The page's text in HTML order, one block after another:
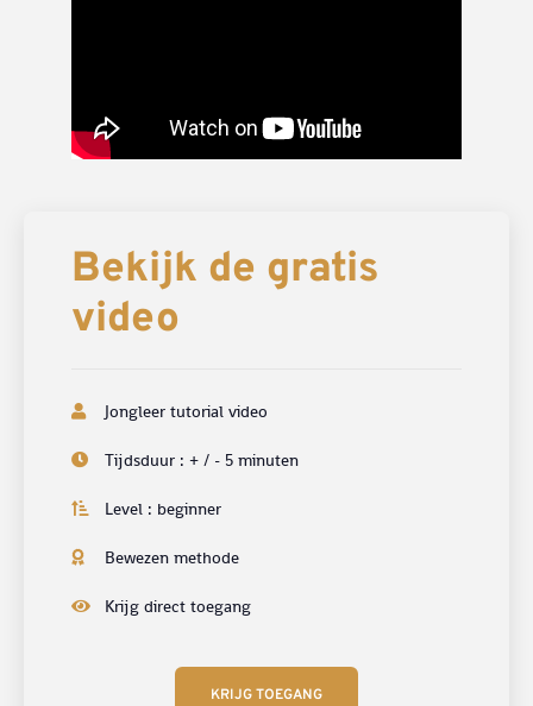
Bekijk de gratis
video
Jongleer tutorial video
Tijdsduur : + / - 5 minuten
Level : beginner
Bewezen methode
Krijg direct toegang
KRIJG TOEGANG